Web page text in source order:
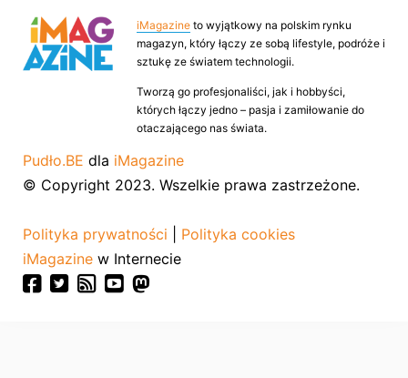
iMagazine to wyjątkowy na polskim rynku
magazyn, który łączy ze sobą lifestyle, podróże i
sztukę ze światem technologii.
Tworzą go profesjonaliści, jak i hobbyści,
których łączy jedno – pasja i zamiłowanie do
otaczającego nas świata.
Pudło.BE dla iMagazine
© Copyright 2023. Wszelkie prawa zastrzeżone.
Polityka prywatności
Polityka cookies
iMagazine w Internecie